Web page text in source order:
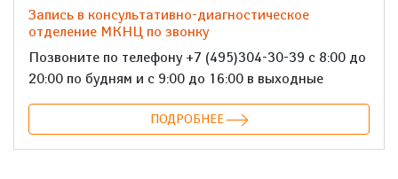
Запись в консультативно-диагностическое
отделение МКНЦ по звонку
Позвоните по телефону +7 (495)304-30-39 с 8:00 до
20:00 по будням и с 9:00 до 16:00 в выходные
ПОДРОБНЕЕ